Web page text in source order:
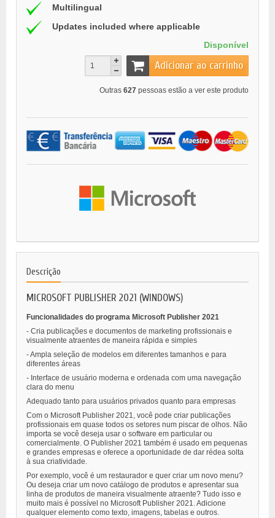
Multilingual
Updates included where applicable
Disponível
Adicionar ao carrinho
Outras 627 pessoas estão a ver este produto
Descrição
MICROSOFT PUBLISHER 2021 (WINDOWS)
Funcionalidades do programa Microsoft Publisher 2021
- Cria publicações e documentos de marketing profissionais e
visualmente atraentes de maneira rápida e simples
- Ampla seleção de modelos em diferentes tamanhos e para
diferentes áreas
- Interface de usuário moderna e ordenada com uma navegação
clara do menu
Adequado tanto para usuários privados quanto para empresas
Com o Microsoft Publisher 2021, você pode criar publicações
profissionais em quase todos os setores num piscar de olhos. Não
importa se você deseja usar o software em particular ou
comercialmente. O Publisher 2021 também é usado em pequenas
e grandes empresas e oferece a oportunidade de dar rédea solta
à sua criatividade.
Por exemplo, você é um restaurador e quer criar um novo menu?
Ou deseja criar um novo catálogo de produtos e apresentar sua
linha de produtos de maneira visualmente atraente? Tudo isso e
muito mais é possível no Microsoft Publisher 2021. Adicione
qualquer elemento como texto, imagens, tabelas e outros.